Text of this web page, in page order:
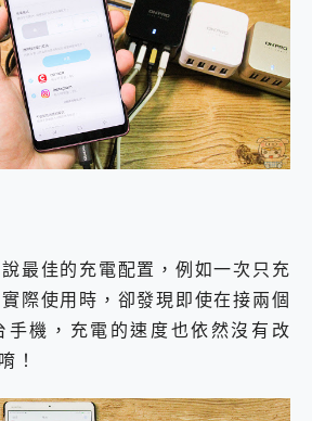
最佳的充電配置，例如一次只充
際使用時，卻發現即使在接兩個
手機，充電的速度也依然沒有改
！